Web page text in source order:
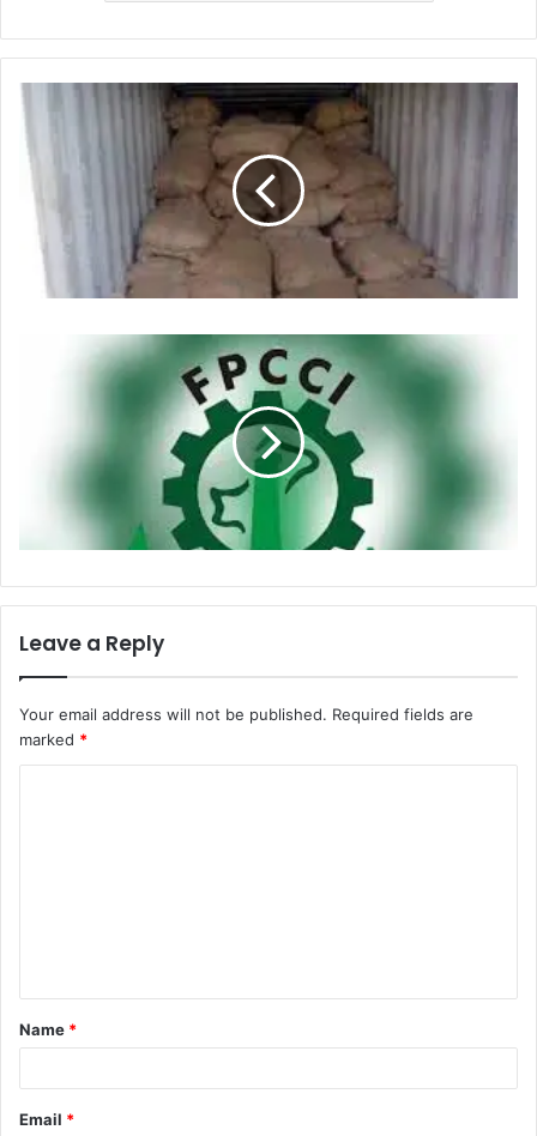
Leave a Reply
Your email address will not be published. Required fields are
marked *
t
*
Name *
Email *